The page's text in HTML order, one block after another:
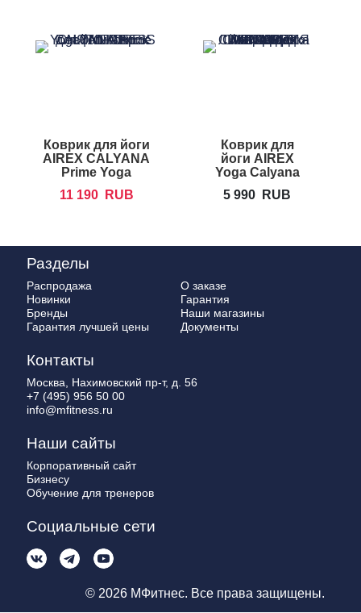
Коврик для йоги
AIREX CALYANA
Prime Yoga
11 190
RUB
Коврик для
йоги AIREX
Yoga Calyana
5 990 RUB
Разделы
Распродажа
Новинки
Бренды
Гарантия лучшей цены
О заказе
Гарантия
Наши магазины
Документы
Контакты
Москва, Нахимовский пр-т, д. 56
+7 (495) 956 50 00
info@mfitness.ru
Наши сайты
Корпоративный сайт
Бизнесу
Обучение для тренеров
Социальные сети
© 2026 МФитнес. Все права защищены.